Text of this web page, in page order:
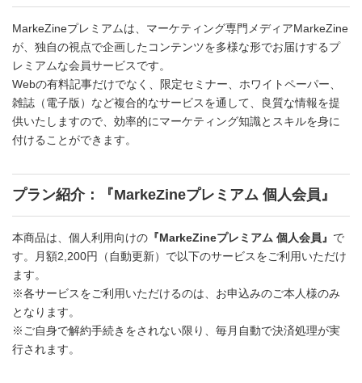
MarkeZineプレミアムは、マーケティング専門メディアMarkeZine
が、独自の視点で企画したコンテンツを多様な形でお届けするプ
レミアムな会員サービスです。
Webの有料記事だけでなく、限定セミナー、ホワイトペーパー、
雑誌（電子版）など複合的なサービスを通して、良質な情報を提
供いたしますので、効率的にマーケティング知識とスキルを身に
付けることができます。
プラン紹介：『MarkeZineプレミアム 個人会員』
本商品は、個人利用向けの 『MarkeZineプレミアム 個人会員』 で
す。月額2,200円（自動更新）で以下のサービスをご利用いただけ
ます。
※各サービスをご利用いただけるのは、お申込みのご本人様のみ
となります。
※ご自身で解約手続きをされない限り、毎月自動で決済処理が実
行されます。